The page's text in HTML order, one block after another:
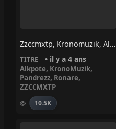
Zzccmxtp, Kronomuzik, Alkpote – Violette & Citronnelle (feat. Pandrezz, Ronare)
TITRE • il y a 4 ans
Alkpote, KronoMuzik,
Pandrezz, Ronare,
ZZCCMXTP
10.5K